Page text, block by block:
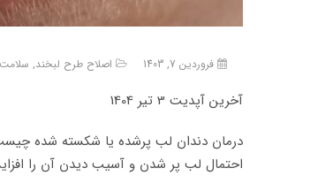
فروردین 7, 1403 اصلاح طرح لبخند,
آخرین آپدیت 3 تیر 1404
درمان دندان لب پرشده یا شکسته شده
احتمال لب پر شدن و آسیب دیدن آن را